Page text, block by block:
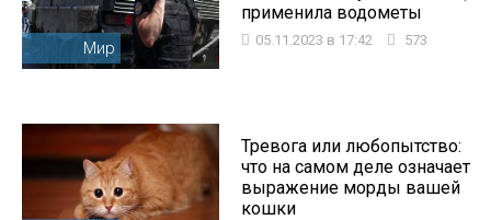
Мир
применила водометы
05.11.2023 в 17:42 573
Тревога или любопытство:
что на самом деле означает
выражение морды вашей
кошки